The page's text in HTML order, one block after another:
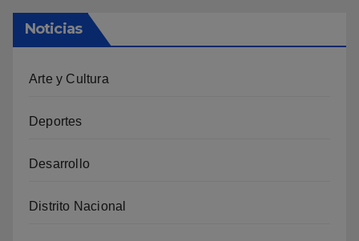
Noticias
Arte y Cultura
Deportes
Desarrollo
Distrito Nacional